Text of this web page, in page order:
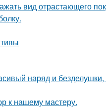
вид отрастающего
наряд и
к нашему мастеру.